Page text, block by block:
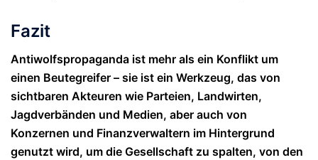
Fazit
Antiwolfspropaganda ist mehr als ein Konflikt um
einen Beutegreifer – sie ist ein Werkzeug, das von
sichtbaren Akteuren wie Parteien, Landwirten,
Jagdverbänden und Medien, aber auch von
Konzernen und Finanzverwaltern im Hintergrund
genutzt wird, um die Gesellschaft zu spalten, von den